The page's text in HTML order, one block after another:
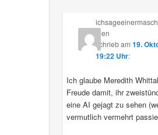
men
schriebam 19.
19:22 Uhr:
Ich glaube Meredith
Freude damit, ihr
eine AI gejagt zu sehen
vermutlich vermehrt